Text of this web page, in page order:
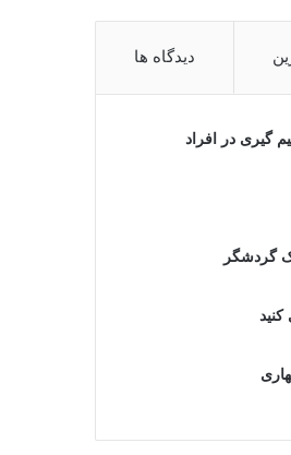
دیدگاه ها
گیری در افراد
گردشگر